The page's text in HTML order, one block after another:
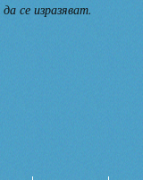
се изразяват.